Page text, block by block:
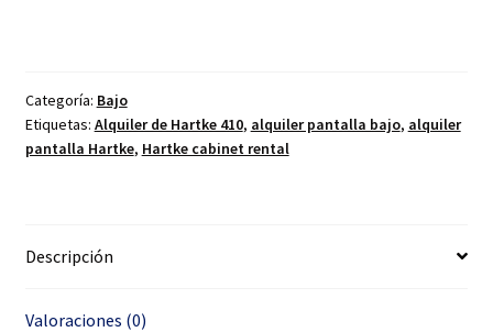
Categoría: Bajo
Etiquetas: Alquiler de Hartke 410, alquiler pantalla bajo, alquiler
pantalla Hartke, Hartke cabinet rental
Descripción
Valoraciones (0)